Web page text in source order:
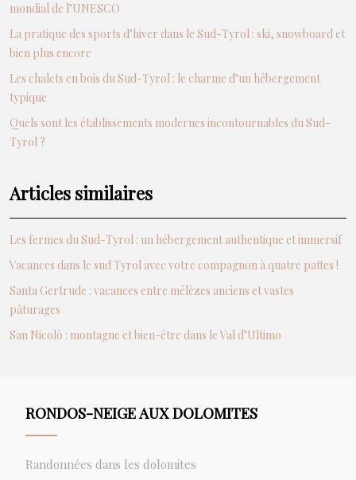
mondial de l’UNESCO
La pratique des sports d’hiver dans le Sud-Tyrol : ski, snowboard et
bien plus encore
Les chalets en bois du Sud-Tyrol : le charme d’un hébergement
typique
Quels sont les établissements modernes incontournables du Sud-
Tyrol ?
Articles similaires
Les fermes du Sud-Tyrol : un hébergement authentique et immersif
Vacances dans le sud Tyrol avec votre compagnon à quatre pattes !
Santa Gertrude : vacances entre mélèzes anciens et vastes
pâturages
San Nicolò : montagne et bien-être dans le Val d’Ultimo
RONDOS-NEIGE AUX DOLOMITES
Randonnées dans les dolomites